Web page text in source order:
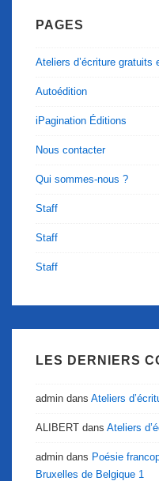
PAGES
Ateliers d’écriture gratuits
Autoédition
iPagination Éditions
Nous contacter
Qui sommes-nous ?
Staff
Staff
Staff
LES DERNIERS
admin dans Ateliers
ALIBERT dans Ateliers
admin dans Poésie
Bruxelles de Belgique 1